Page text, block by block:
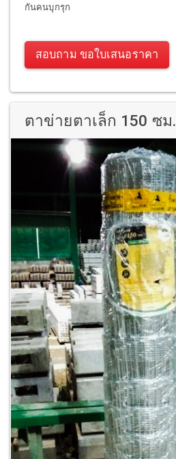
กันคนบุกรุก
สอบถาม ขอใบเสนอราคา
ตาข่ายตาเล็ก 150 ซม.